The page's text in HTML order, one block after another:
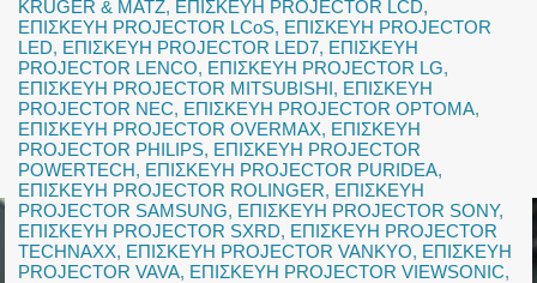
KRUGER & MATZ, ΕΠΙΣΚΕΥΗ PROJECTOR LCD,
ΕΠΙΣΚΕΥΗ PROJECTOR LCoS, ΕΠΙΣΚΕΥΗ PROJECTOR
LED, ΕΠΙΣΚΕΥΗ PROJECTOR LED7, ΕΠΙΣΚΕΥΗ
PROJECTOR LENCO, ΕΠΙΣΚΕΥΗ PROJECTOR LG,
ΕΠΙΣΚΕΥΗ PROJECTOR MITSUBISHI, ΕΠΙΣΚΕΥΗ
PROJECTOR NEC, ΕΠΙΣΚΕΥΗ PROJECTOR OPTOMA,
ΕΠΙΣΚΕΥΗ PROJECTOR OVERMAX, ΕΠΙΣΚΕΥΗ
PROJECTOR PHILIPS, ΕΠΙΣΚΕΥΗ PROJECTOR
POWERTECH, ΕΠΙΣΚΕΥΗ PROJECTOR PURIDEA,
ΕΠΙΣΚΕΥΗ PROJECTOR ROLINGER, ΕΠΙΣΚΕΥΗ
PROJECTOR SAMSUNG, ΕΠΙΣΚΕΥΗ PROJECTOR SONY,
ΕΠΙΣΚΕΥΗ PROJECTOR SXRD, ΕΠΙΣΚΕΥΗ PROJECTOR
TECHNAXX, ΕΠΙΣΚΕΥΗ PROJECTOR VANKYO, ΕΠΙΣΚΕΥΗ
PROJECTOR VAVA, ΕΠΙΣΚΕΥΗ PROJECTOR VIEWSONIC,